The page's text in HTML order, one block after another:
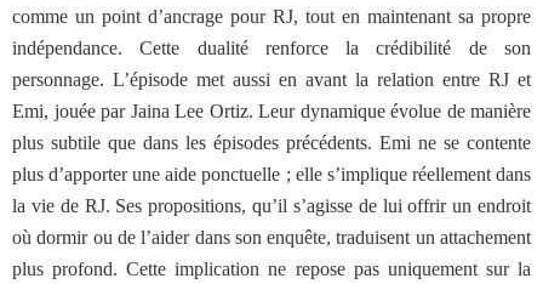
comme un point d’ancrage pour RJ, tout en maintenant sa propre
indépendance. Cette dualité renforce la crédibilité de son
personnage. L’épisode met aussi en avant la relation entre RJ et
Emi, jouée par Jaina Lee Ortiz. Leur dynamique évolue de manière
plus subtile que dans les épisodes précédents. Emi ne se contente
plus d’apporter une aide ponctuelle ; elle s’implique réellement dans
la vie de RJ. Ses propositions, qu’il s’agisse de lui offrir un endroit
où dormir ou de l’aider dans son enquête, traduisent un attachement
plus profond. Cette implication ne repose pas uniquement sur la